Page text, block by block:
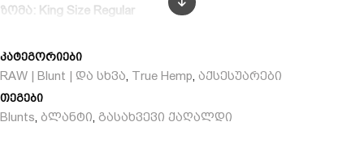
ზომა: King Size Regular
მასალა: organic hemp unbleached, non-GMO
ფერი: ყავისფერი
კატეგორიები
RAW | Blunt | და სხვა, True Hemp, აქსესუარები
თეგები
Blunts, ბლანტი, გასახვევი ქაღალდი